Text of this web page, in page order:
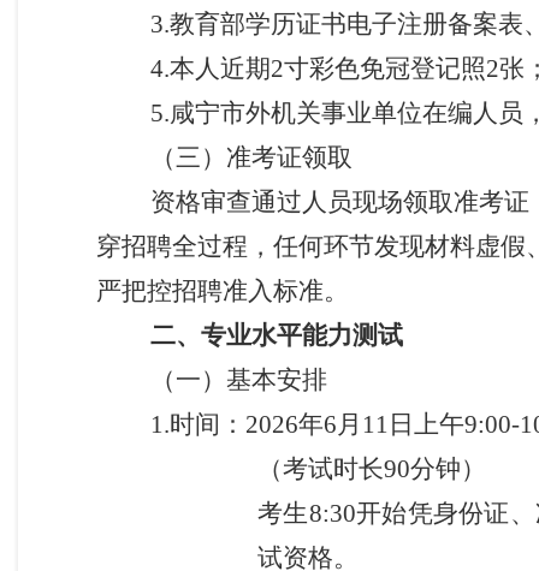
3.教育部学历证书电子注册备案表
4.本人近期2寸彩色免冠登记照2张
5.咸宁市外机关事业单位在编人
（三） 准考证领取
资格审查通过人员现场领取准考
穿招聘全过程 ， 任何环节发现材料虚假
严把控招聘准入标准。
二、专业水平能力测试
（一）基本安排
1.时间：2026年6月11日 上午9:00-
（考试时长90分钟）
考生8:30开始凭身份证
试资格。